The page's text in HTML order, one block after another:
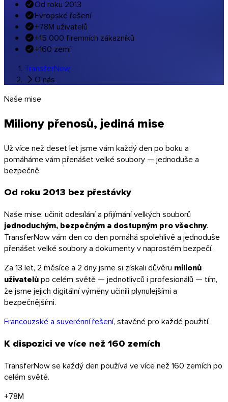
Hudba a studia
Všechna oborová řešení
Přenosy ve vašich barvách
Programy
Od roku 2013
Evropské řešení
+78M uživatelů
+15 000 firemních zákazníků
+160 zemí
TransferNow
O nás
Naše mise
Miliony přenosů, jediná mise
Už více než deset let jsme vám každý den po boku a
pomáháme vám přenášet velké soubory — jednoduše a
bezpečně.
Od roku 2013 bez přestávky
Naše mise: učinit odesílání a přijímání velkých souborů
jednoduchým, bezpečným a dostupným pro všechny.
TransferNow vám den co den pomáhá spolehlivě a jednoduše
přenášet velké soubory a dokumenty v naprostém bezpečí.
Za 13 let, 2 měsíce a 2 dnyjsme si získali důvěru milionů
uživatelůpo celém světě — jednotlivců i profesionálů — tím,
že jsme jejich digitální výměny učinili plynulejšími a
bezpečnějšími.
Francouzské a suverénní řešení, stavěné pro každé použití.
K dispozici ve více než 160 zemích
TransferNow se každý den používá ve více než 160 zemích po
celém světě.
+78M